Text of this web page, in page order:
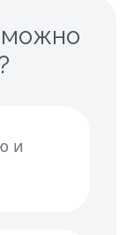
и